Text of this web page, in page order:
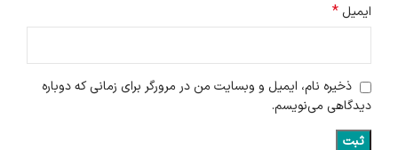
ایمیل*
ذخیره نام، ایمیل و وبسایت من در مرورگر برای زمانی که دوباره
دیدگاهی می‌نویسم.